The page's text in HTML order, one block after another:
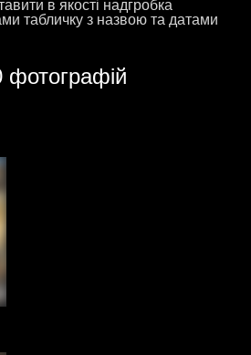
в якості надгробка
табличку з назвою та датами
фотографій